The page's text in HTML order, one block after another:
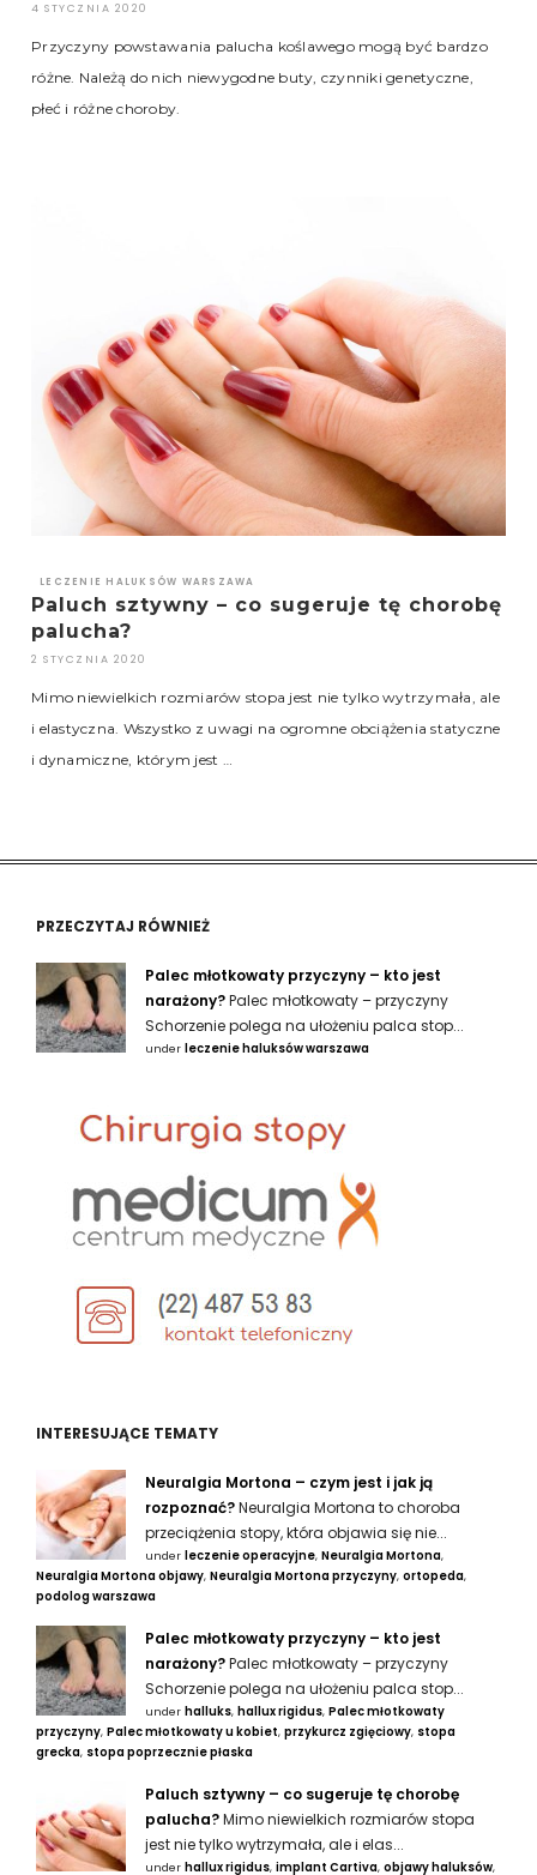
4 STYCZNIA 2020
Przyczyny powstawania palucha koślawego mogą być bardzo
różne. Należą do nich niewygodne buty, czynniki genetyczne,
płeć i różne choroby.
LECZENIE HALUKSÓW WARSZAWA
Paluch sztywny – co sugeruje tę chorobę
palucha?
2 STYCZNIA 2020
Mimo niewielkich rozmiarów stopa jest nie tylko wytrzymała, ale
i elastyczna. Wszystko z uwagi na ogromne obciążenia statyczne
i dynamiczne, którym jest …
PRZECZYTAJ RÓWNIEŻ
Palec młotkowaty przyczyny – kto jest
narażony?Palec młotkowaty – przyczyny
Schorzenie polega na ułożeniu palca stop...
under leczenie haluksów warszawa
INTERESUJĄCE TEMATY
Neuralgia Mortona – czym jest i jak ją
rozpoznać?Neuralgia Mortona to choroba
przeciążenia stopy, która objawia się nie...
under leczenie operacyjne, Neuralgia Mortona,
Neuralgia Mortona objawy, Neuralgia Mortona przyczyny, ortopeda,
podolog warszawa
Palec młotkowaty przyczyny – kto jest
narażony?Palec młotkowaty – przyczyny
Schorzenie polega na ułożeniu palca stop...
under halluks, hallux rigidus, Palec młotkowaty
przyczyny, Palec młotkowaty u kobiet, przykurcz zgięciowy, stopa
grecka, stopa poprzecznie płaska
Paluch sztywny – co sugeruje tę chorobę
palucha?Mimo niewielkich rozmiarów stopa
jest nie tylko wytrzymała, ale i elas...
under hallux rigidus, implant Cartiva, objawy haluksów,